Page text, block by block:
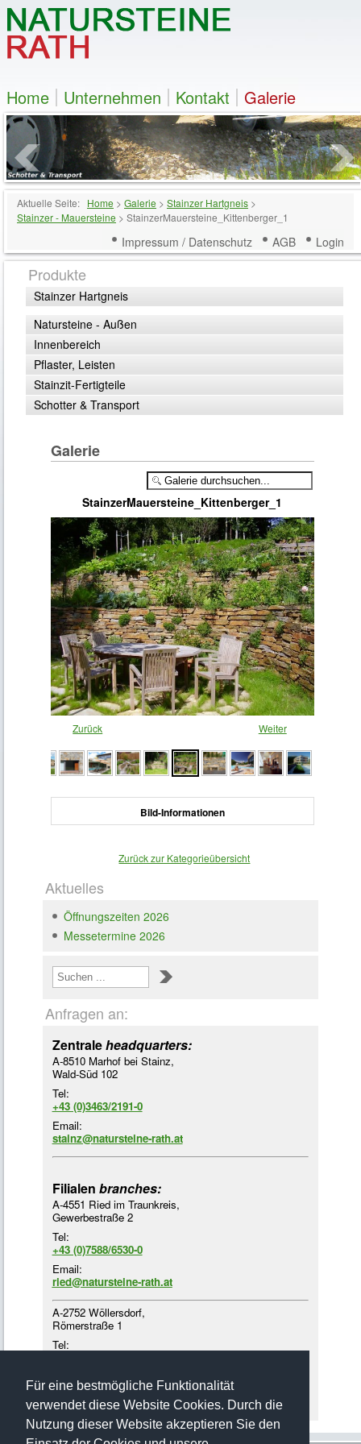
Für eine bestmögliche Funktionalität
verwendet diese Website Cookies. Durch die
Nutzung dieser Website akzeptieren Sie den
Loading ...
Home Unternehmen Kontakt Galerie
Aktuelle Seite: Home > Galerie > Stainzer Hartgneis >
Stainzer - Mauersteine > StainzerMauersteine_Kittenberger_1
Impressum / Datenschutz AGB Login
Produkte
Stainzer Hartgneis
Natursteine - Außen
Innenbereich
Pflaster, Leisten
Stainzit-Fertigteile
Schotter & Transport
Galerie
StainzerMauersteine_Kittenberger_1
Zurück Weiter
Bild-Informationen
Zurück zur Kategorieübersicht
Aktuelles
Öffnungszeiten 2026
Messetermine 2026
Anfragen an:
Zentraleheadquarters:
A-8510 Marhof bei Stainz,
Wald-Süd 102
Tel:
+43 (0)3463/2191-0
Email:
stainz@natursteine-rath.at
Filialen branches:
A-4551 Ried im Traunkreis,
Gewerbestraße 2
Tel:
+43 (0)7588/6530-0
Email:
ried@natursteine-rath.at
A-2752 Wöllersdorf,
Römerstraße 1
Tel:
Email:
woellersdorf@natursteine-rath.at